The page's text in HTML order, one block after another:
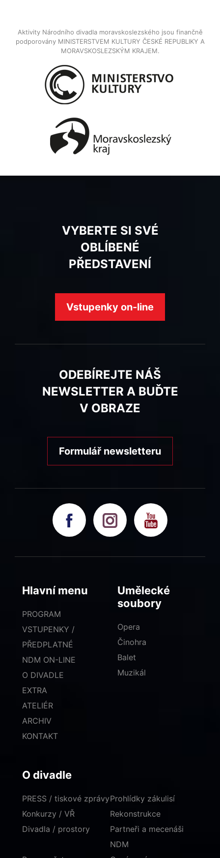
Aktivity Národního divadla moravskoslezského jsou finančně
podporovány MINISTERSTVEM KULTURY ČESKÉ REPUBLIKY A
MORAVSKOSLEZSKÝM KRAJEM.
VYBERTE SI SVÉ
OBLÍBENÉ
PŘEDSTAVENÍ
Vstupenky on-line
ODEBÍREJTE NÁŠ
NEWSLETTER A BUĎTE
V OBRAZE
Formulář newsletteru
Hlavní menu
PROGRAM
VSTUPENKY /
PŘEDPLATNÉ
NDM ON-LINE
O DIVADLE
EXTRA
ATELIÉR
ARCHIV
KONTAKT
Umělecké
soubory
Opera
Činohra
Balet
Muzikál
O divadle
PRESS / tiskové zprávy
Konkurzy / VŘ
Divadla / prostory
Prohlídky zákulisí
Rekonstrukce
Partneři a mecenáši
NDM